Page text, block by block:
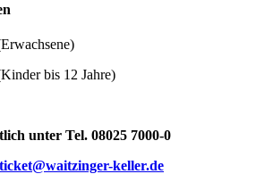
bis 12 Jahre)
unter Tel. 08025 7000-0
ticket@waitzinger-keller.de